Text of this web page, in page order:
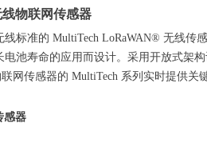
物联网传感器
线标准的 MultiTech LoRaWAN® 无线
电池寿命的应用而设计。采用开放式架
联网传感器的 MultiTech 系列实时提供
感器